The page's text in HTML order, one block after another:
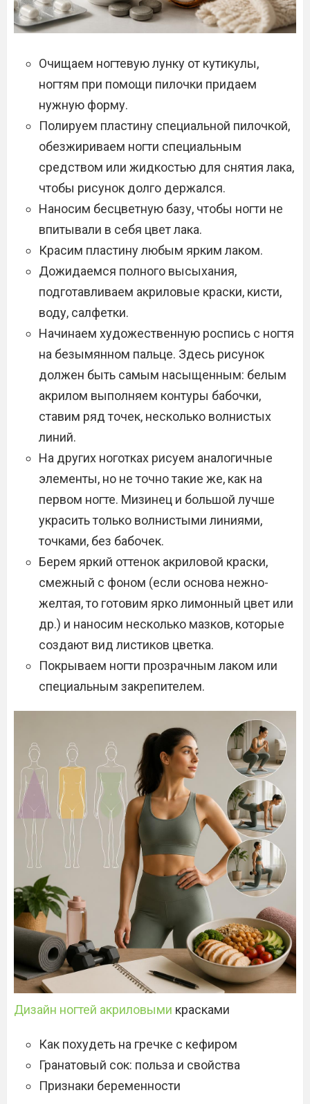
Очищаем ногтевую лунку от кутикулы,
ногтям при помощи пилочки придаем
нужную форму.
Полируем пластину специальной пилочкой,
обезжириваем ногти специальным
средством или жидкостью для снятия лака,
чтобы рисунок долго держался.
Наносим бесцветную базу, чтобы ногти не
впитывали в себя цвет лака.
Красим пластину любым ярким лаком.
Дожидаемся полного высыхания,
подготавливаем акриловые краски, кисти,
воду, салфетки.
Начинаем художественную роспись с ногтя
на безымянном пальце. Здесь рисунок
должен быть самым насыщенным: белым
акрилом выполняем контуры бабочки,
ставим ряд точек, несколько волнистых
линий.
На других ноготках рисуем аналогичные
элементы, но не точно такие же, как на
первом ногте. Мизинец и большой лучше
украсить только волнистыми линиями,
точками, без бабочек.
Берем яркий оттенок акриловой краски,
смежный с фоном (если основа нежно-
желтая, то готовим ярко лимонный цвет или
др.) и наносим несколько мазков, которые
создают вид листиков цветка.
Покрываем ногти прозрачным лаком или
специальным закрепителем.
Дизайн ногтей акриловыми красками
Как похудеть на гречке с кефиром
Гранатовый сок: польза и свойства
Признаки беременности